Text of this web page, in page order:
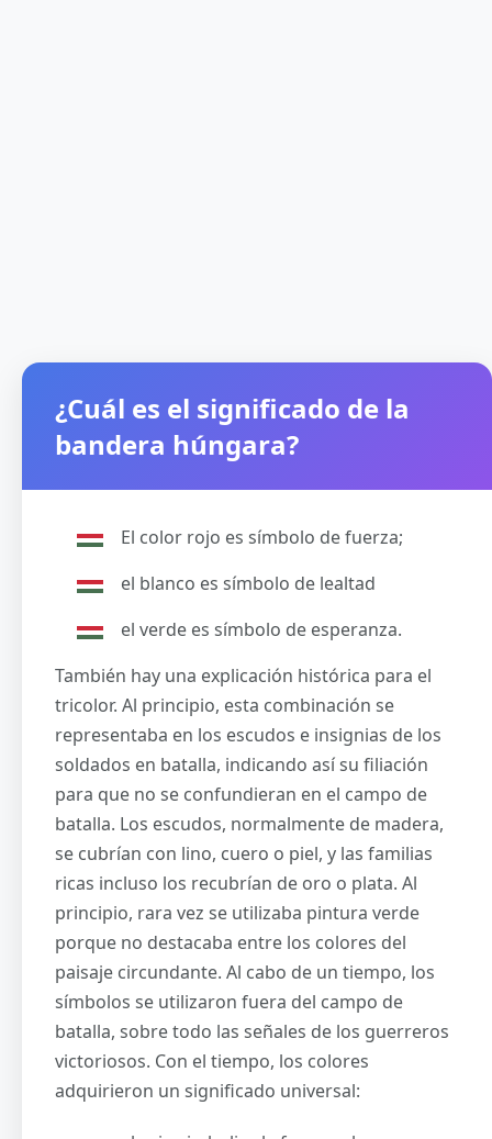
¿Cuál es el significado de la
bandera húngara?
El color rojo es símbolo de fuerza;
el blanco es símbolo de lealtad
el verde es símbolo de esperanza.
También hay una explicación histórica para el
tricolor. Al principio, esta combinación se
representaba en los escudos e insignias de los
soldados en batalla, indicando así su filiación
para que no se confundieran en el campo de
batalla. Los escudos, normalmente de madera,
se cubrían con lino, cuero o piel, y las familias
ricas incluso los recubrían de oro o plata. Al
principio, rara vez se utilizaba pintura verde
porque no destacaba entre los colores del
paisaje circundante. Al cabo de un tiempo, los
símbolos se utilizaron fuera del campo de
batalla, sobre todo las señales de los guerreros
victoriosos. Con el tiempo, los colores
adquirieron un significado universal: